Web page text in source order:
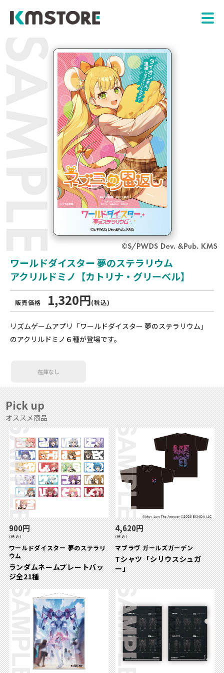
ワールドダイスター 夢のステラリウム
アクリルドミノ【カトリナ・グリーベル】
販売価格 1,320円(税込)
リズムゲームアプリ「ワールドダイスター 夢のステラリウム」
のアクリルドミノ６種が登場です。
在庫なし
Pick up
オススメ商品
900円
(税込)
ワールドダイスター 夢のステラリ
ウム
ランダムネームプレートバッ
ジ全21種
4,620円
(税込)
マブラヴ ガールズガーデン
Tシャツ「シリウスシュガ
ー」